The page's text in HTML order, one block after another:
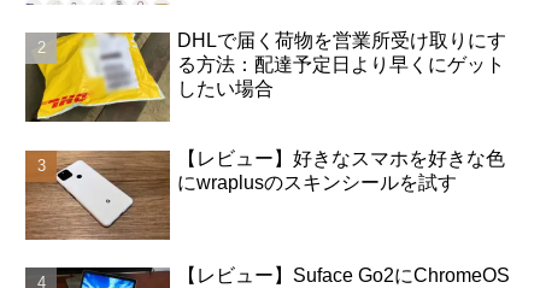
DHLで届く荷物を営業所受け取りにす
る方法：配達予定日より早くにゲット
したい場合
【レビュー】好きなスマホを好きな色
にwraplusのスキンシールを試す
【レビュー】Suface Go2にChromeOS